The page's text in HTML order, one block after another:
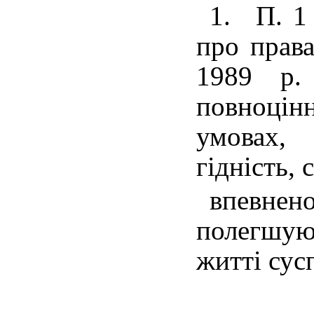
1.
П. 1
про
1989 р.
умовах,
житті